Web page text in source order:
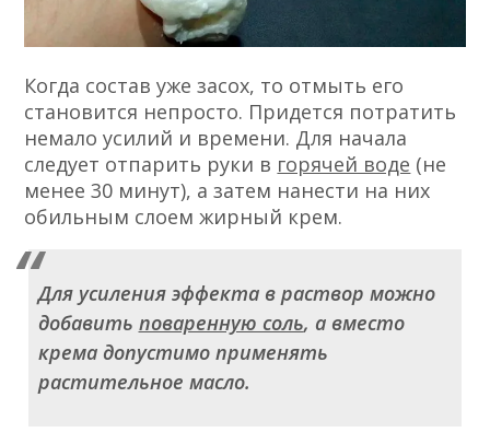
Когда состав уже засох, то отмыть его
становится непросто. Придется потратить
немало усилий и времени. Для начала
следует отпарить руки в горячей воде (не
менее 30 минут), а затем нанести на них
обильным слоем жирный крем.
Для усиления эффекта в раствор можно
добавить поваренную соль, а вместо
крема допустимо применять
растительное масло.